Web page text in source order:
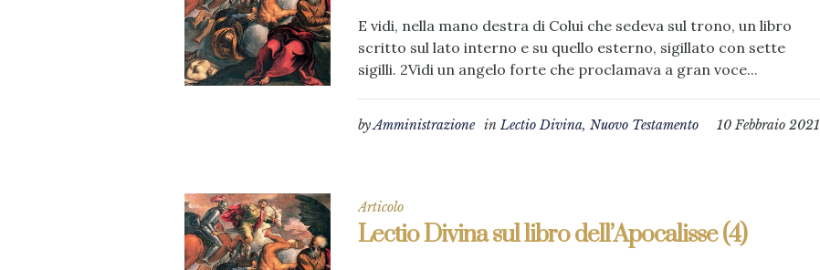
E vidi, nella mano destra di Colui che sedeva sul trono, un libro
scritto sul lato interno e su quello esterno, sigillato con sette
sigilli. 2Vidi un angelo forte che proclamava a gran voce...
10 Febbraio 2021
byAmministrazione inLectio Divina, Nuovo Testamento
Articolo
Lectio Divina sul libro dell’Apocalisse (4)